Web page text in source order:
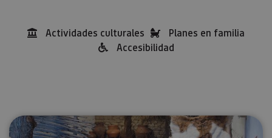
Actividades culturales
Planes en familia
Accesibilidad